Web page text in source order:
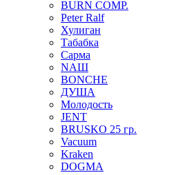
BURN COMP.
Peter Ralf
Хулиган
Табабка
Сарма
NАШ
BONCHE
ДУША
Молодость
JENT
BRUSKO 25 гр.
Vacuum
Kraken
DOGMA